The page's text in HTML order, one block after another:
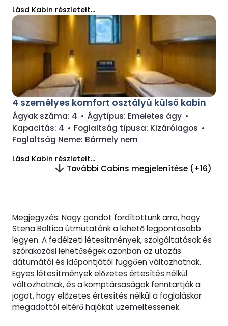
Lásd Kabin részleteit...
4 személyes komfort osztályú külső kabin
Ágyak száma: 4 • Ágytípus: Emeletes ágy •
Kapacitás: 4 • Foglaltság típusa: Kizárólagos •
Foglaltság Neme: Bármely nem
Lásd Kabin részleteit...
További Cabins megjelenítése (+16)
Megjegyzés: Nagy gondot fordítottunk arra, hogy
Stena Baltica útmutatónk a lehető legpontosabb
legyen. A fedélzeti létesítmények, szolgáltatások és
szórakozási lehetőségek azonban az utazás
dátumától és időpontjától függően változhatnak.
Egyes létesítmények előzetes értesítés nélkül
változhatnak, és a komptársaságok fenntartják a
jogot, hogy előzetes értesítés nélkül a foglaláskor
megadottól eltérő hajókat üzemeltessenek.